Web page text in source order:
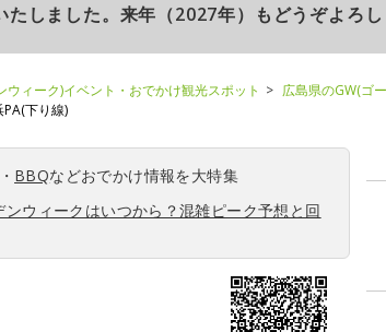
しました。来年（2027年）もどうぞよろし
ウィーク)イベント・おでかけ観光スポット
広島県のGW(ゴ
PA(下り線)
・ BBQなどおでかけ情報を大特集
ウィークはいつから？混雑ピーク予想と回